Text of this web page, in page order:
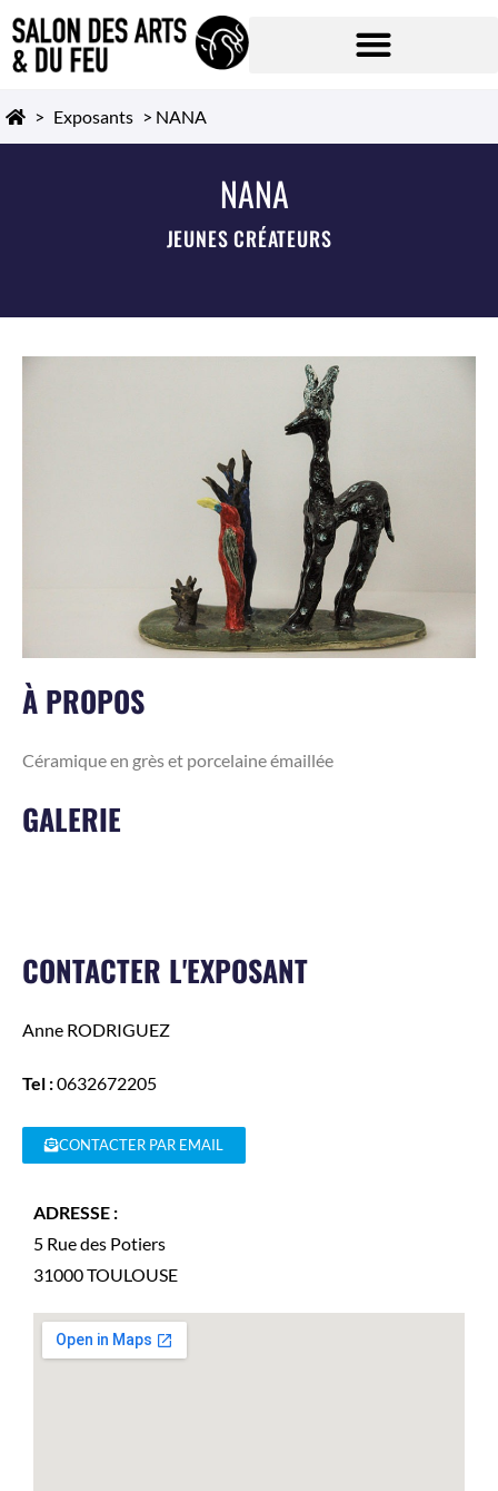
> Exposants > NANA
NANA
JEUNES CRÉATEURS
À PROPOS
Céramique en grès et porcelaine émaillée
GALERIE
CONTACTER L'EXPOSANT
Anne RODRIGUEZ
Tel :0632672205
CONTACTER PAR EMAIL
ADRESSE :
5 Rue des Potiers
31000TOULOUSE